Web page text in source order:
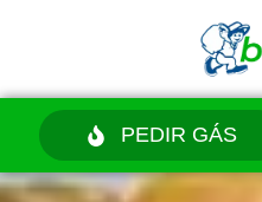
PEDIR GÁS